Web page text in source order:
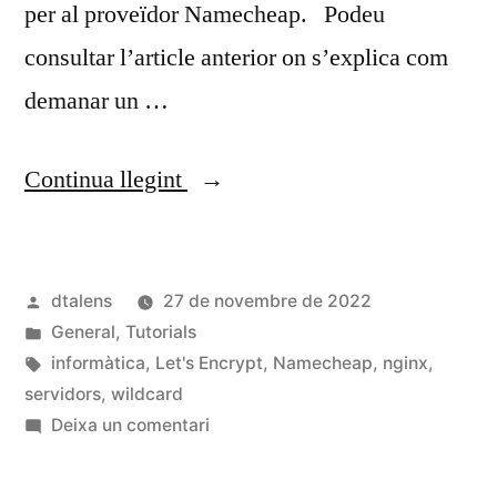
per al proveïdor Namecheap. Podeu
consultar l’article anterior on s’explica com
demanar un …
Continua llegint
«Automatitzar
d’un
certificat
wildcard
Publicat
per
dtalens
27 de novembre de 2022
Publicat
en
General, Tutorials
Etiquetes:
informàtica, Let's Encrypt, Namecheap, nginx,
servidors, wildcard
Deixa un comentaria